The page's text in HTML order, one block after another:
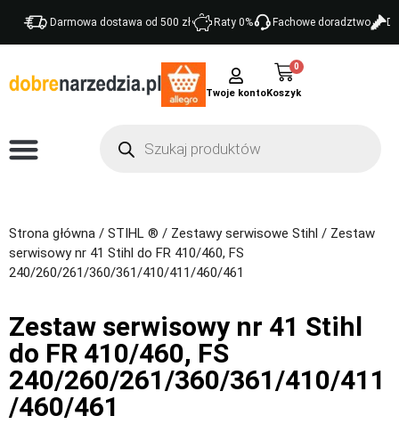
Darmowa dostawa od 500 zł Raty 0% Fachowe doradztwo
Twoje konto
0
Strona główna / STIHL ® / Zestawy serwisowe Stihl / Zestaw
serwisowy nr 41 Stihl do FR 410/460, FS
240/260/261/360/361/410/411/460/461
Zestaw serwisowy nr 41 Stihl
do FR 410/460, FS
240/260/261/360/361/410/411
/460/461